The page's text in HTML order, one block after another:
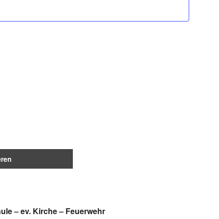
Navigation
–ev. Kirche– Feuerwehr